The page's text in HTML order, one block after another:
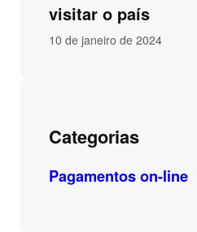
visitar o país
10 de janeiro de 2024
Categorias
Pagamentos on-line